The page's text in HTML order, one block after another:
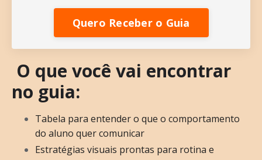
Quero Receber o Guia
O que você vai encontrar
no guia:
Tabela para entender o que o comportamento
do aluno quer comunicar
Estratégias visuais prontas para rotina e